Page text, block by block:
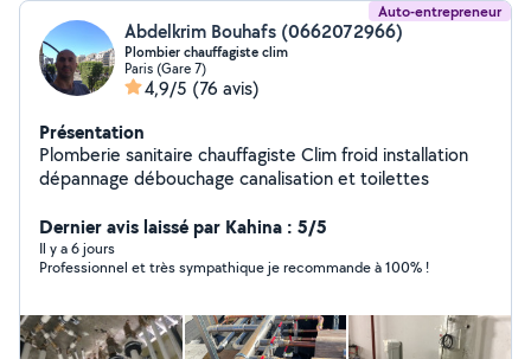
Auto-entrepreneur
Abdelkrim Bouhafs (0662072966)
Plombier chauffagiste clim
Paris (Gare 7)
4,9/5 (76 avis)
Présentation
Plomberie sanitaire chauffagiste Clim froid installation
dépannage débouchage canalisation et toilettes
Dernier avis laissé par Kahina : 5/5
Il y a 6 jours
Professionnel et très sympathique je recommande à 100% !